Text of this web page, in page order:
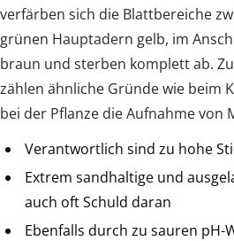
verfärben sich die Blattbereiche
grünen Hauptadern gelb, im
braun und sterben komplett ab.
zählen ähnliche Gründe wie beim
bei der Pflanze die Aufnahme von
Verantwortlich sind zu hohe
Extrem sandhaltige und
auch oft Schuld daran
Ebenfalls durch zu sauren pH-